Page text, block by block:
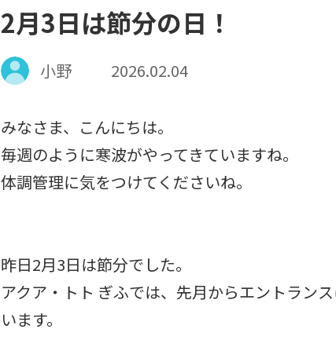
2月3日は節分の日！
小野 2026.02.04
みなさま、こんにちは。
毎週のように寒波がやってきていますね。
体調管理に気をつけてくださいね。
昨日2月3日は節分でした。
アクア・トト ぎふでは、先月からエントラン
います。